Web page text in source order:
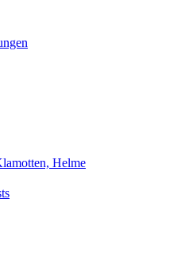
Helme